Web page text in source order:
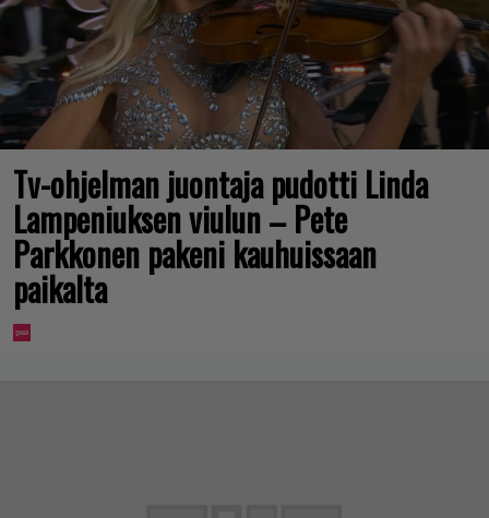
Tv-ohjelman juontaja pudotti Linda
Lampeniuksen viulun – Pete
Parkkonen pakeni kauhuissaan
paikalta